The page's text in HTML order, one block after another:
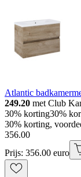
Atlantic
249.20 met Club
30% korting30%
30% korting,
356.00
Prijs: 356.00 euro